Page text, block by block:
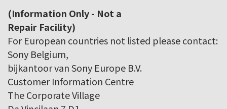
(Information Only - Not a
Repair Facility)
For European countries not listed please contact:
Sony Belgium,
bijkantoor van Sony Europe B.V.
Customer Information Centre
The Corporate Village